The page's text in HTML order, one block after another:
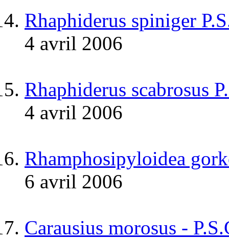
Rhaphiderus spiniger
4 avril 2006
Rhaphiderus scabrosus
4 avril 2006
Rhamphosipyloidea
6 avril 2006
Carausius morosus -